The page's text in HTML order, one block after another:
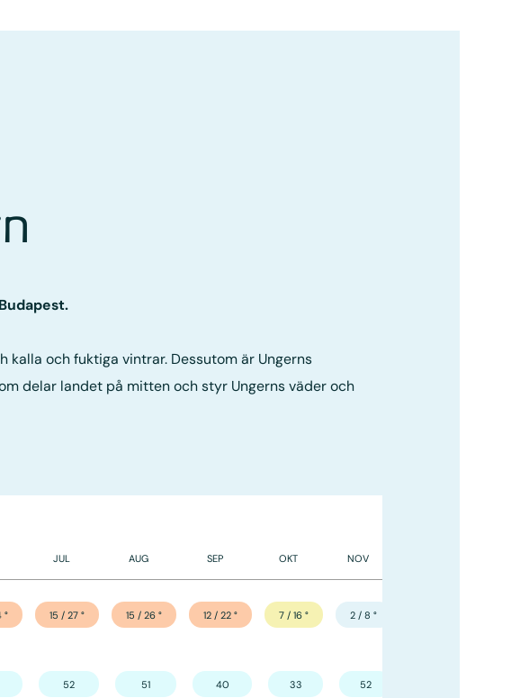
och fuktiga vintrar. Dessutom är Ungerns
delar landet på mitten och styr Ungerns väder och
JUL AUG SEP OKT NOV
° 15 / 27 ° 15 / 26 ° 12 / 22 ° 7 / 16 ° 2 / 8 °
52 51 40 33 52